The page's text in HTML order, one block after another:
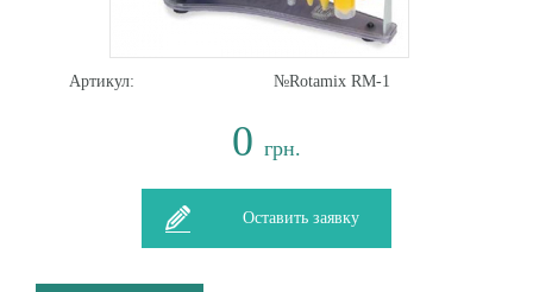
Артикул: №Rotamix RM-1
0 грн.
Оставить заявку